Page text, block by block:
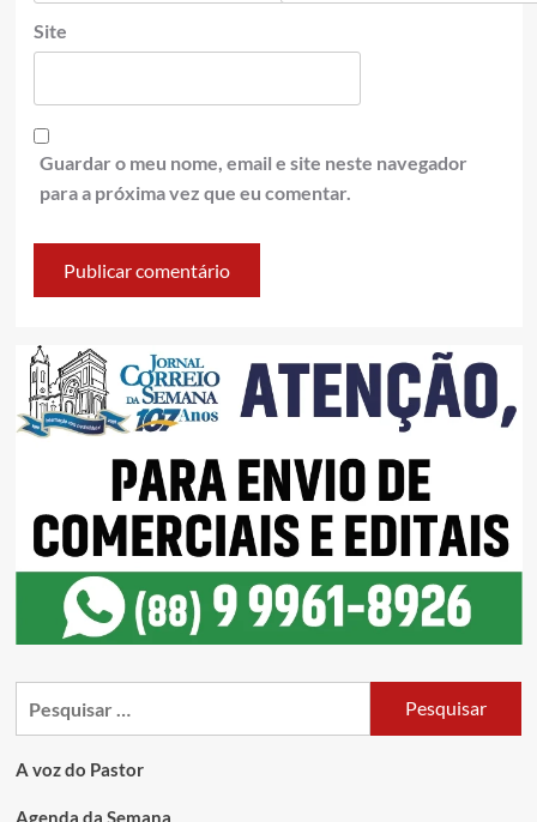
Site
Guardar o meu nome, email e site neste navegador
para a próxima vez que eu comentar.
A voz do Pastor
Agenda da Semana